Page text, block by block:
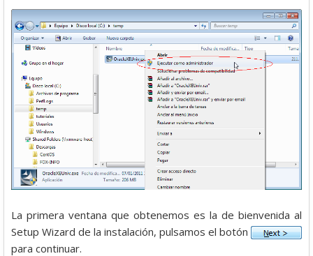
La primera ventana que obtenemos es la de bienvenida al
Setup Wizard de la instalación, pulsamos el botón
para continuar.